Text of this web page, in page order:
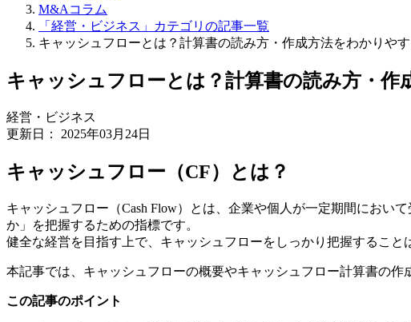
M&Aコラム
「経営・ビジネス」カテゴリの記事一覧
キャッシュフローとは？計算書の読み方・作成方法をわかりや
キャッシュフローとは？計算書の読み方・作
経営・ビジネス
更新日： 2025年03月24日
キャッシュフロー（CF）とは？
キャッシュフロー（Cash Flow）とは、企業や個人が一定期間におい
か」を把握するための指標です。
健全な経営を目指す上で、キャッシュフローをしっかり把握すること
本記事では、キャッシュフローの概要やキャッシュフロー計算書の作
この記事のポイント